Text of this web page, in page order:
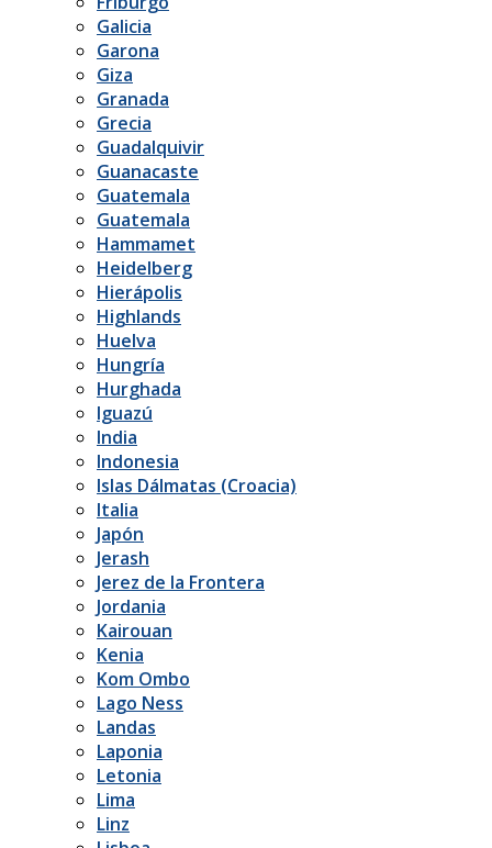
Galicia
Garona
Giza
Granada
Grecia
Guadalquivir
Guanacaste
Guatemala
Guatemala
Hammamet
Heidelberg
Hierápolis
Highlands
Huelva
Hungría
Hurghada
Iguazú
India
Indonesia
Islas Dálmatas (Croacia)
Italia
Japón
Jerash
Jerez de la Frontera
Jordania
Kairouan
Kenia
Kom Ombo
Lago Ness
Landas
Laponia
Letonia
Lima
Linz